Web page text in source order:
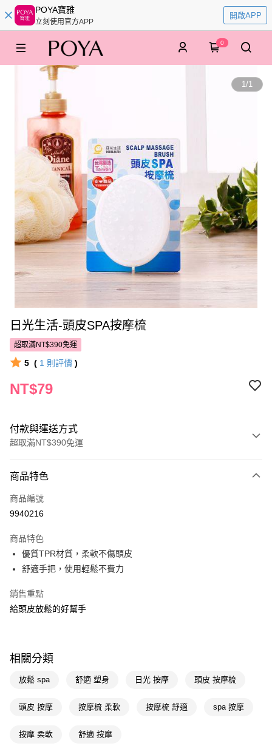
POYA寶雅
立刻使用官方APP
開啟APP
0
1/1
日光生活-頭皮SPA按摩梳
超取滿NT$390免運
5 ( 1 則評價 )
NT$79
付款與運送方式
超取滿NT$390免運
POYA支付
信用卡一次付款
LINE Pay
Apple Pay
街口支付
AFTEE先享後付
相關說明
AFTEE先享後付是「在收到商品之後才付款」的支付方式。 讓您購物簡單
便利好安心！
２．便利：只要手機號碼，簡訊認證，即可結帳。
運送方式
商品特色
商品編號
9940216
商品特色
優質TPR材質，柔軟不傷頭皮
舒適手把，使用輕鬆不費力
銷售重點
給頭皮放鬆的好幫手
相關分類
放鬆 spa 舒適 塑身 日光 按摩 頭皮 按摩梳
頭皮 按摩 按摩梳 柔軟 按摩梳 舒適 spa 按摩
按摩 柔軟 舒適 按摩